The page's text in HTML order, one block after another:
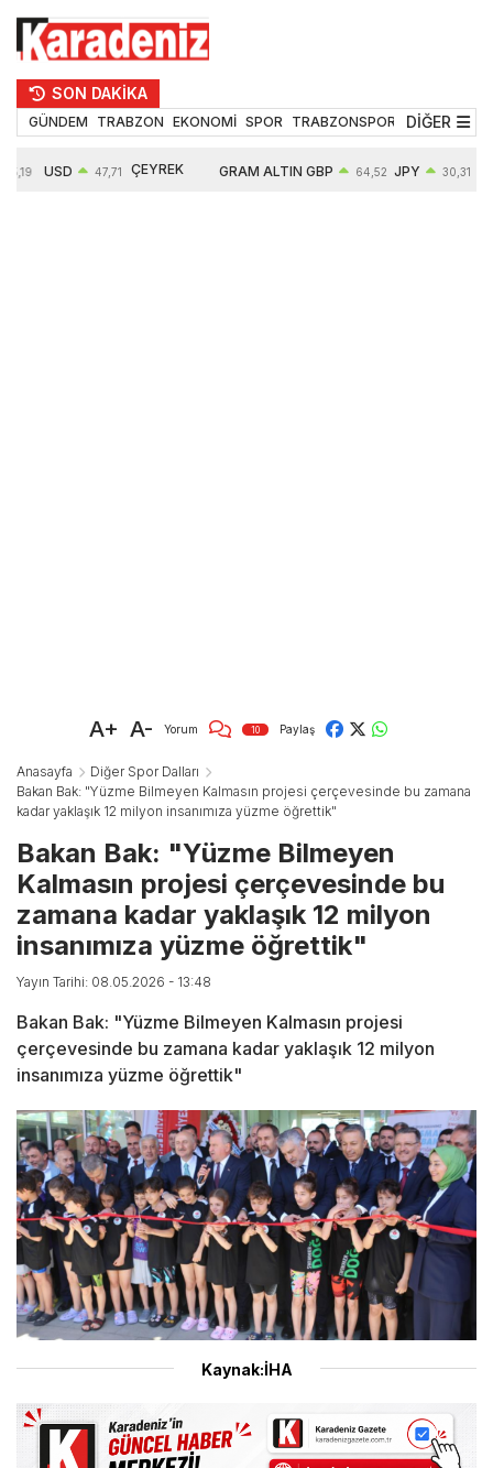
SON DAKİKA
GÜNDEM TRABZON EKONOMİ SPOR TRABZONSPOR TEKNOLOJİ
DİĞER
USD 47,71 ÇEYREK GRAM ALTIN GBP 64,52 JPY 30,31
A+ A- Yorum 10 Paylaş
Anasayfa
Diğer Spor Dalları
Bakan Bak: "Yüzme Bilmeyen Kalmasın projesi çerçevesinde bu zamana
kadar yaklaşık 12 milyon insanımıza yüzme öğrettik"
Bakan Bak: "Yüzme Bilmeyen
Kalmasın projesi çerçevesinde bu
zamana kadar yaklaşık 12 milyon
insanımıza yüzme öğrettik"
Yayın Tarihi: 08.05.2026 - 13:48
Bakan Bak: "Yüzme Bilmeyen Kalmasın projesi
çerçevesinde bu zamana kadar yaklaşık 12 milyon
insanımıza yüzme öğrettik"
Kaynak:İHA